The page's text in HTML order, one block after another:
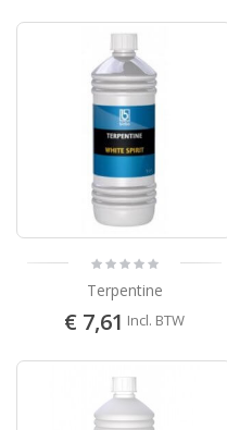
Terpentine
€ 7,61 Incl. BTW